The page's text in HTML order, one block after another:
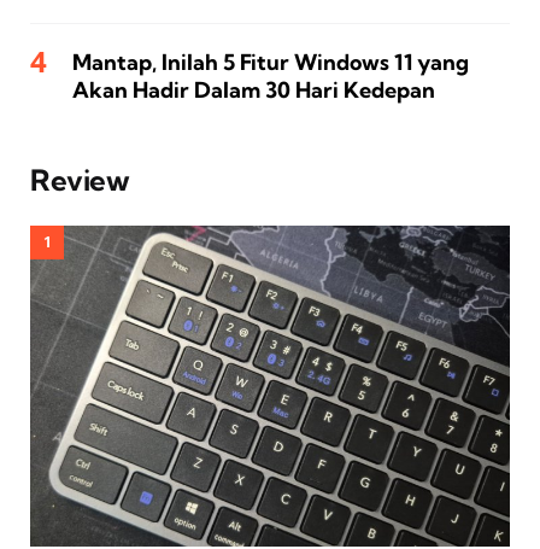
Mantap, Inilah 5 Fitur Windows 11 yang
Akan Hadir Dalam 30 Hari Kedepan
Review